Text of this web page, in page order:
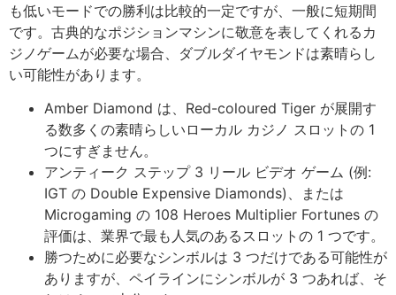
も低いモードでの勝利は比較的一定ですが、一般に短期間
です。古典的なポジションマシンに敬意を表してくれるカ
ジノゲームが必要な場合、ダブルダイヤモンドは素晴らし
い可能性があります。
Amber Diamond は、Red-coloured Tiger が展開す
る数多くの素晴らしいローカル カジノ スロットの 1
つにすぎません。
アンティーク ステップ 3 リール ビデオ ゲーム (例:
IGT の Double Expensive Diamonds)、または
Microgaming の 108 Heroes Multiplier Fortunes の
評価は、業界で最も人気のあるスロットの 1 つです。
勝つために必要なシンボルは 3 つだけである可能性が
ありますが、ペイラインにシンボルが 3 つあれば、そ